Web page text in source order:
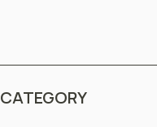
CATEGORY